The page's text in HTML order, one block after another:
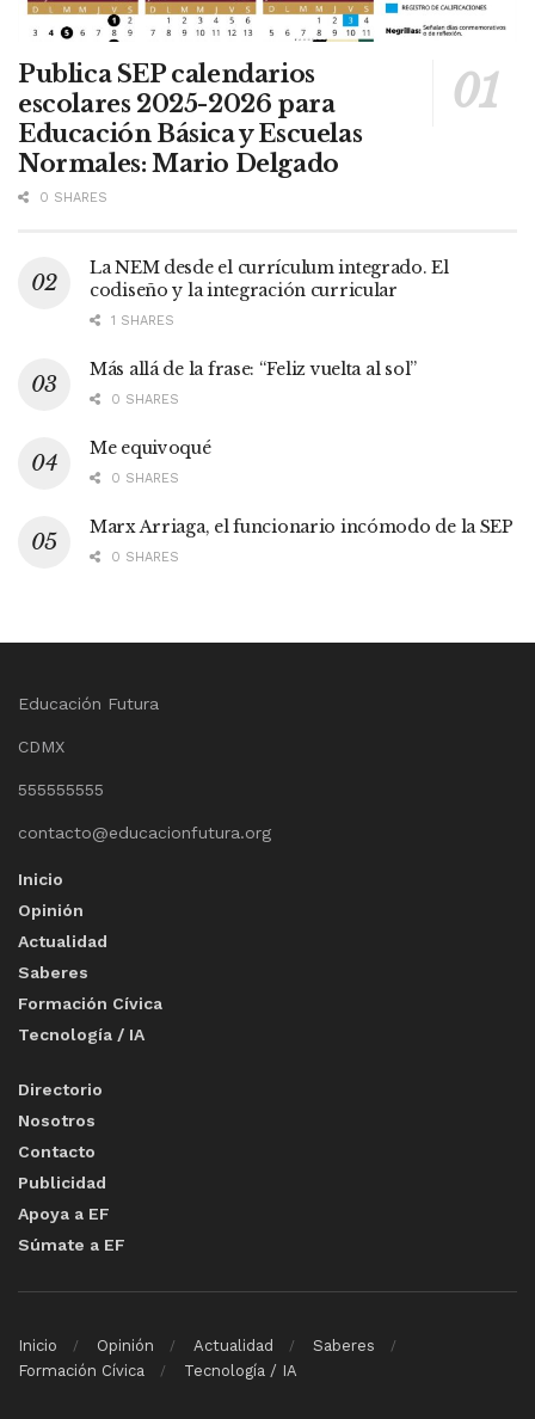
Publica SEP calendarios
escolares 2025-2026 para
Educación Básica y Escuelas
Normales: Mario Delgado
0 SHARES
La NEM desde el currículum integrado. El
codiseño y la integración curricular
1 SHARES
Más allá de la frase: “Feliz vuelta al sol”
0 SHARES
Me equivoqué
0 SHARES
Marx Arriaga, el funcionario incómodo de la SEP
0 SHARES
Educación Futura
CDMX
555555555
contacto@educacionfutura.org
Inicio
Opinión
Actualidad
Saberes
Formación Cívica
Tecnología / IA
Directorio
Nosotros
Contacto
Publicidad
Apoya a EF
Súmate a EF
Inicio Opinión Actualidad
Saberes
Formación Cívica
Tecnología / IA